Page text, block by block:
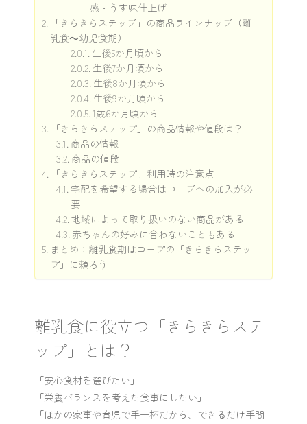
感・うす味仕上げ
「きらきらステップ」の商品ラインナップ（離
乳食～幼児食期）
生後5か月頃から
生後7か月頃から
生後8か月頃から
生後9か月頃から
1歳6か月頃から
「きらきらステップ」の商品情報や値段は？
商品の情報
商品の値段
「きらきらステップ」利用時の注意点
宅配を希望する場合はコープへの加入が必
要
地域によって取り扱いのない商品がある
赤ちゃんの好みに合わないこともある
まとめ：離乳食期はコープの「きらきらステッ
プ」に頼ろう
離乳食に役立つ「きらきらステ
ップ」とは？
「安心食材を選びたい」
「栄養バランスを考えた食事にしたい」
「ほかの家事や育児で手一杯だから、できるだけ手間